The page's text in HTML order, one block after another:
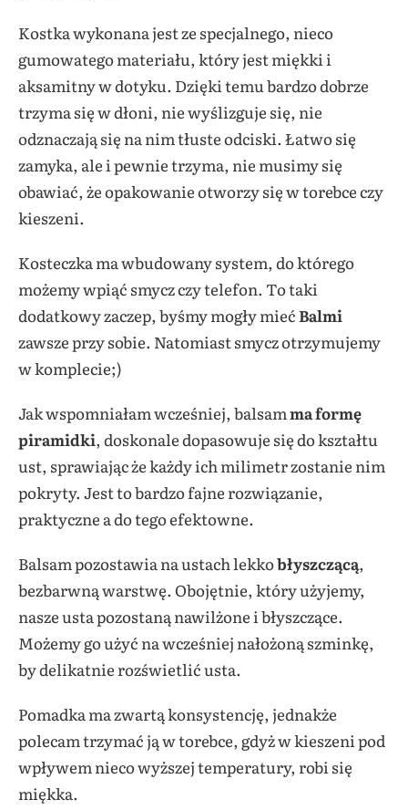
Kostka wykonana jest ze specjalnego, nieco
gumowatego materiału, który jest miękki i
aksamitny w dotyku. Dzięki temu bardzo dobrze
trzyma się w dłoni, nie wyślizguje się, nie
odznaczają się na nim tłuste odciski. Łatwo się
zamyka, ale i pewnie trzyma, nie musimy się
obawiać, że opakowanie otworzy się w torebce czy
kieszeni.
Kosteczka ma wbudowany system, do którego
możemy wpiąć smycz czy telefon. To taki
dodatkowy zaczep, byśmy mogły miećBalmi
zawsze przy sobie. Natomiast smycz otrzymujemy
w komplecie;)
Jak wspomniałam wcześniej, balsamma formę
piramidki, doskonale dopasowuje się do kształtu
ust, sprawiając że każdy ich milimetr zostanie nim
pokryty. Jest to bardzo fajne rozwiązanie,
praktyczne a do tego efektowne.
Balsam pozostawia na ustach lekkobłyszczącą,
bezbarwną warstwę. Obojętnie, który użyjemy,
nasze usta pozostaną nawilżone i błyszczące.
Możemy go użyć na wcześniej nałożoną szminkę,
by delikatnie rozświetlić usta.
Pomadka ma zwartą konsystencję, jednakże
polecam trzymać ją w torebce, gdyż w kieszeni pod
wpływem nieco wyższej temperatury, robi się
miękka.